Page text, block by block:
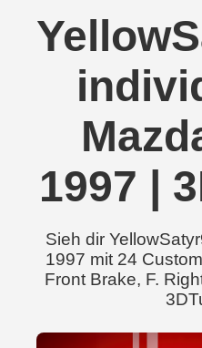
1997 |
Sieh dir
1997 mit 24
Front Brake, F.